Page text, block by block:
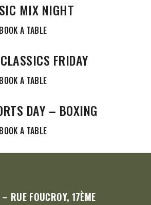
MIX NIGHT
BOOK A TABLE
FRIDAY
BOOK A TABLE
DAY – BOXING
BOOK A TABLE
RUE FOUCROY, 17ÈME